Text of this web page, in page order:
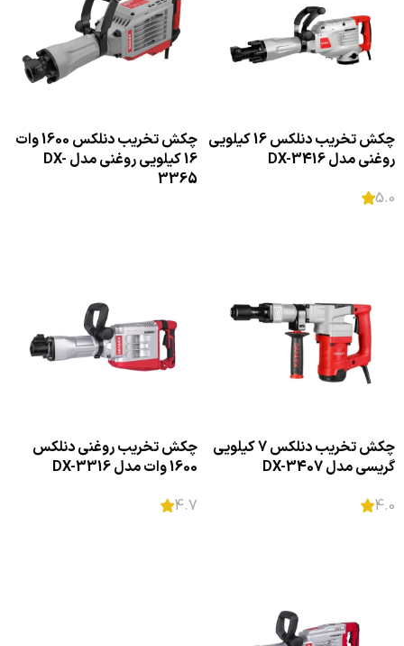
چکش تخریب دنلکس 16 کیلویی
روغنی مدل DX-3416
5.0
چکش تخریب دنلکس 1600 وات
16 کیلویی روغنی مدل DX-
3365
چکش تخریب دنلکس 7 کیلویی
گریسی مدل DX-3407
4.0
چکش تخریب روغنی دنلکس
1600 وات مدل DX-3316
4.7